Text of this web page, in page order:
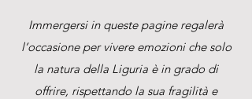
Immergersi in queste pagine regalerà
l’occasione per vivere emozioni che solo
la natura della Liguria è in grado di
offrire, rispettando la sua fragilità e